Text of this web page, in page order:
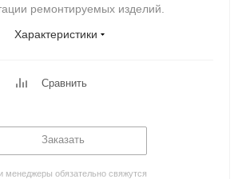
ремонтируемых изделий.
Характеристики
Сравнить
Заказать
менеджеры обязательно свяжутся